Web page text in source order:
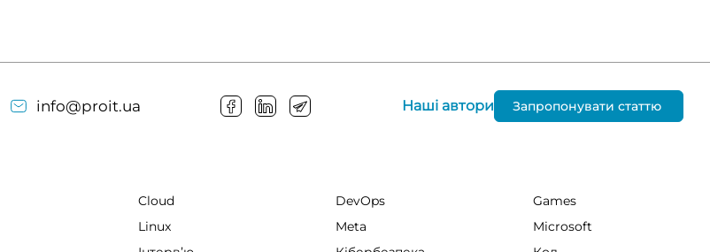
info@proit.ua Наші автори Запропонувати статтю
Cloud DevOps
Games
Linux Meta
Microsoft